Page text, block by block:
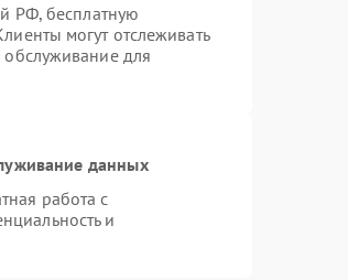
РФ, бесплатную
могут отслеживать
обслуживание для
данных
работа с
и